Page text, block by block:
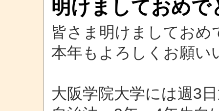
明けましておめ
皆さま明けましてお
本年もよろしくお願い
大阪学院大学には週3